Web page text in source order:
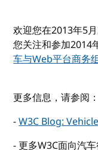
欢迎您在2013年5
您关注和参加2014
车与Web平台商务
更多信息，请参阅：
-W3C Blog:
- 更多W3C面向汽